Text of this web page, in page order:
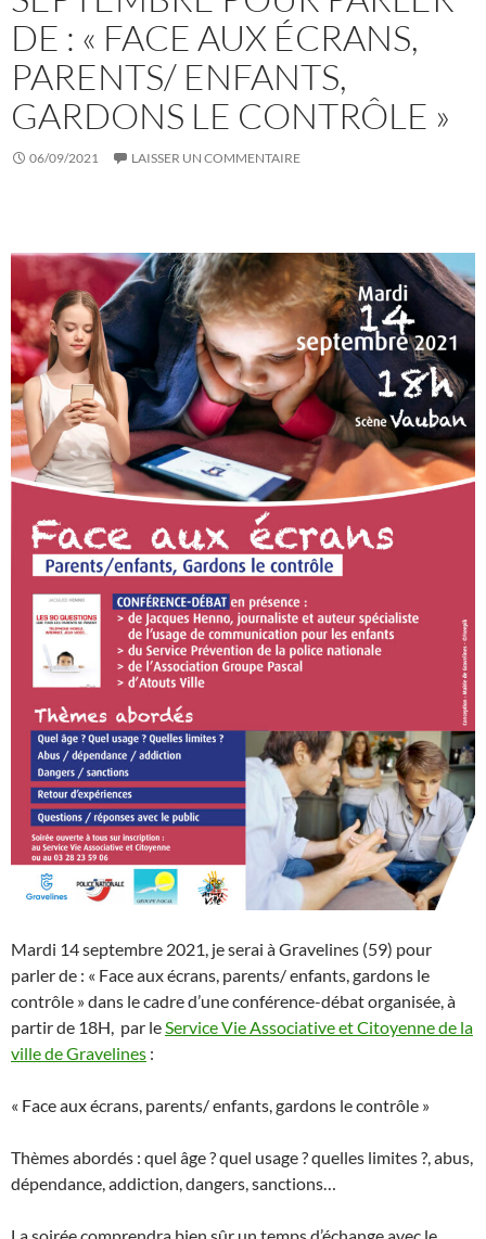
DE : « FACE AUX ÉCRANS,
PARENTS/ ENFANTS,
GARDONS LE CONTRÔLE »
06/09/2021 LAISSER UN COMMENTAIRE
Mardi 14 septembre 2021, je serai à Gravelines (59) pour
parler de : « Face aux écrans, parents/ enfants, gardons le
contrôle » dans le cadre d’une conférence-débat organisée, à
partir de 18H, par le Service Vie Associative et Citoyenne de la
ville de Gravelines :
« Face aux écrans, parents/ enfants, gardons le contrôle »
Thèmes abordés : quel âge ? quel usage ? quelles limites ?, abus,
dépendance, addiction, dangers, sanctions…